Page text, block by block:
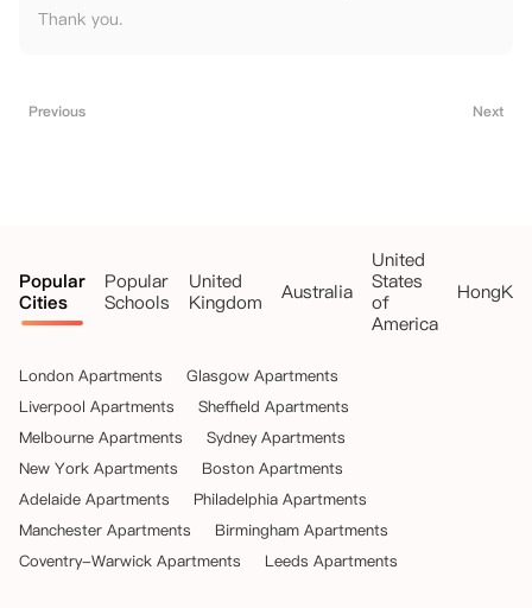
Thank you.
Previous Next
Popular
Cities
Popular
Schools
United
Kingdom
Australia
United
States
of
America
London Apartments
Glasgow Apartments
Liverpool Apartments
Sheffield Apartments
Melbourne Apartments
Sydney Apartments
New York Apartments
Boston Apartments
Adelaide Apartments
Philadelphia Apartments
Manchester Apartments
Birmingham Apartments
Coventry-Warwick Apartments
Leeds Apartments